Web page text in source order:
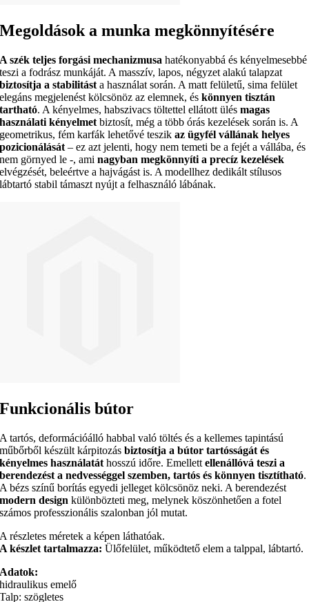
Megoldások a munka megkönnyítésére
A szék teljes forgási mechanizmusa hatékonyabbá és kényelmesebbé
teszi a fodrász munkáját. A masszív, lapos, négyzet alakú talapzat
biztosítja a stabilitást a használat során. A matt felületű, sima felület
elegáns megjelenést kölcsönöz az elemnek, éskönnyen tisztán
tartható. A kényelmes, habszivacs töltettel ellátott ülésmagas
használati kényelmet biztosít, még a több órás kezelések során is. A
geometrikus, fém karfák lehetővé teszikaz ügyfél vállának helyes
pozicionálását – ez azt jelenti, hogy nem temeti be a fejét a vállába, és
nem görnyed le -, aminagyban megkönnyíti a precíz kezelések
elvégzését, beleértve a hajvágást is. A modellhez dedikált stílusos
lábtartó stabil támaszt nyújt a felhasználó lábának.
Funkcionális bútor
A tartós, deformációálló habbal való töltés és a kellemes tapintású
műbőrből készült kárpitozásbiztosítja a bútor tartósságát és
kényelmes használatát hosszú időre. Emellettellenállóvá teszi a
berendezést a nedvességgel szemben, tartós és könnyen tisztítható.
A bézs színű borítás egyedi jelleget kölcsönöz neki. A berendezést
modern design különbözteti meg, melynek köszönhetően a fotel
számos professzionális szalonban jól mutat.
A részletes méretek a képen láthatóak.
A készlet tartalmazza: Ülőfelület, működtető elem a talppal, lábtartó.
Adatok:
hidraulikus emelő
Talp: szögletes